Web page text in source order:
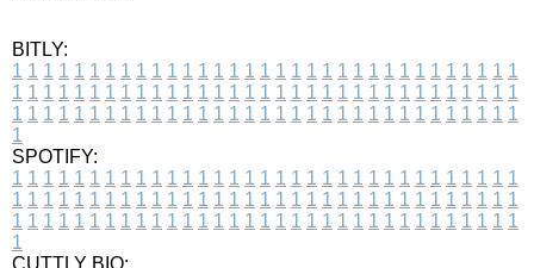
BITLY:
1 1 1 1 1 1 1 1 1 1 1 1 1 1 1 1 1 1 1 1 1 1 1 1 1 1 1 1 1 1 1 1 1
1 1 1 1 1 1 1 1 1 1 1 1 1 1 1 1 1 1 1 1 1 1 1 1 1 1 1 1 1 1 1 1 1
1 1 1 1 1 1 1 1 1 1 1 1 1 1 1 1 1 1 1 1 1 1 1 1 1 1 1 1 1 1 1 1 1
1
SPOTIFY:
1 1 1 1 1 1 1 1 1 1 1 1 1 1 1 1 1 1 1 1 1 1 1 1 1 1 1 1 1 1 1 1 1
1 1 1 1 1 1 1 1 1 1 1 1 1 1 1 1 1 1 1 1 1 1 1 1 1 1 1 1 1 1 1 1 1
1 1 1 1 1 1 1 1 1 1 1 1 1 1 1 1 1 1 1 1 1 1 1 1 1 1 1 1 1 1 1 1 1
1
CUTTLY BIO: